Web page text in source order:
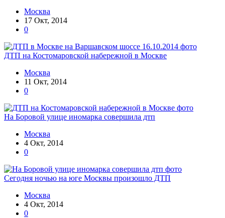
Москва
17 Окт, 2014
0
ДТП на Костомаровской набережной в Москве
Москва
11 Окт, 2014
0
На Боровой улице иномарка совершила дтп
Москва
4 Окт, 2014
0
Сегодня ночью на юге Москвы произошло ДТП
Москва
4 Окт, 2014
0